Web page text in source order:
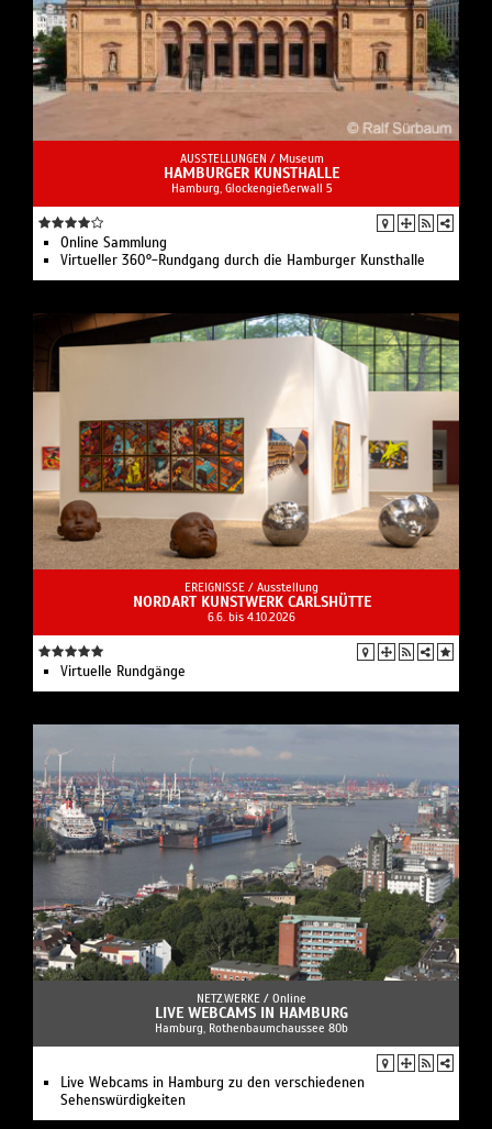
AUSSTELLUNGEN / Museum
HAMBURGER KUNSTHALLE
Hamburg, Glockengießerwall 5
Online Sammlung
Virtueller 360°-Rundgang durch die Hamburger Kunsthalle
EREIGNISSE / Ausstellung
NORDART KUNSTWERK CARLSHÜTTE
6.6. bis 4.10.2026
Virtuelle Rundgänge
NETZ.WERKE / Online
LIVE WEBCAMS IN HAMBURG
Hamburg, Rothenbaumchaussee 80b
Live Webcams in Hamburg zu den verschiedenen
Sehenswürdigkeiten